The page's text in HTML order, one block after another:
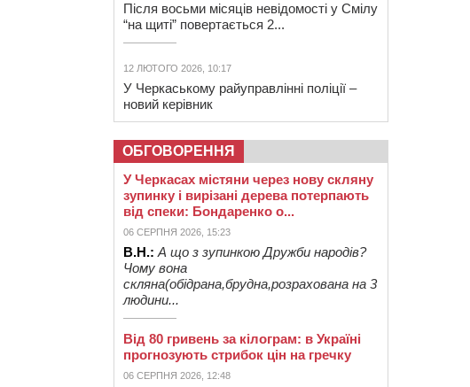
Після восьми місяців невідомості у Смілу
“на щиті” повертається 2...
12 ЛЮТОГО 2026, 10:17
У Черкаському райуправлінні поліції –
новий керівник
ОБГОВОРЕННЯ
У Черкасах містяни через нову скляну
зупинку і вирізані дерева потерпають
від спеки: Бондаренко о...
06 СЕРПНЯ 2026, 15:23
В.Н.: А що з зупинкою Дружби народів?
Чому вона
скляна(обідрана,брудна,розрахована на 3
людини...
Від 80 гривень за кілограм: в Україні
прогнозують стрибок цін на гречку
06 СЕРПНЯ 2026, 12:48